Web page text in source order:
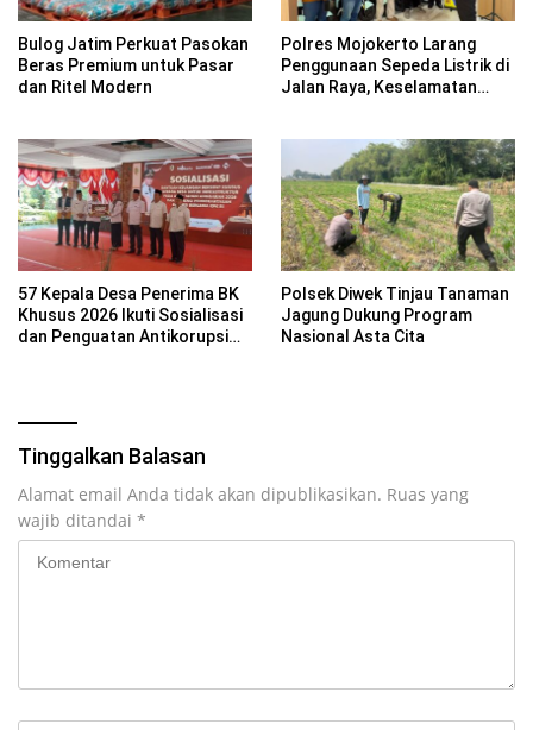
Bulog Jatim Perkuat Pasokan
Beras Premium untuk Pasar
dan Ritel Modern
Polres Mojokerto Larang
Penggunaan Sepeda Listrik di
Jalan Raya, Keselamatan
57 Kepala Desa Penerima BK
Khusus 2026 Ikuti Sosialisasi
dan Penguatan Antikorupsi
Polsek Diwek Tinjau Tanaman
Jagung Dukung Program
Nasional Asta Cita
Tinggalkan Balasan
Alamat email Anda tidak akan dipublikasikan. Ruas yang
wajib ditandai *